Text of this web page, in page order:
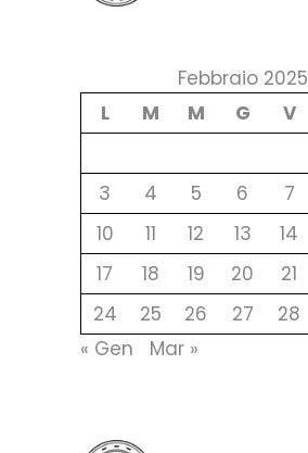
Febbraio 2025
L
M M G V
3
4 5 6 7
10
11 12 13 14
17
18 19 20 21
24
25 26 27
28
« Gen
Mar »